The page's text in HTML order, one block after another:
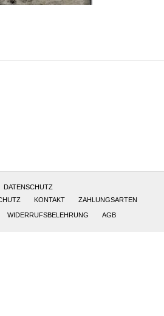
DATENSCHUTZ
KONTAKT ZAHLUNGSARTEN
WIDERRUFSBELEHRUNG AGB